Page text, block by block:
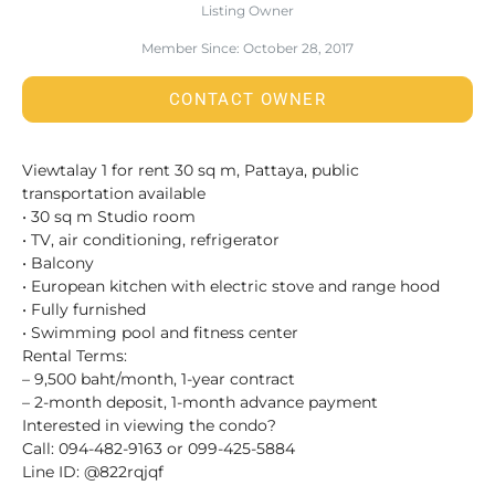
Listing Owner
Member Since: October 28, 2017
CONTACT OWNER
Viewtalay 1 for rent 30 sq m, Pattaya, public
transportation available
• 30 sq m Studio room
• TV, air conditioning, refrigerator
• Balcony
• European kitchen with electric stove and range hood
• Fully furnished
• Swimming pool and fitness center
Rental Terms:
– 9,500 baht/month, 1-year contract
– 2-month deposit, 1-month advance payment
Interested in viewing the condo?
Call: 094-482-9163 or 099-425-5884
Line ID: @822rqjqf